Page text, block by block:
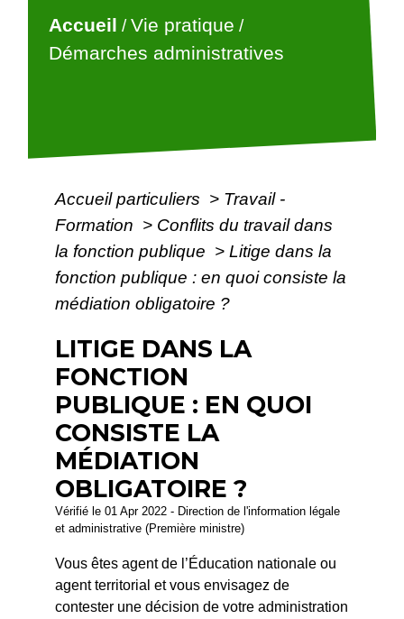
Accueil /Vie pratique /
Démarches administratives
Accueil particuliers > Travail -
Formation > Conflits du travail dans
la fonction publique > Litige dans la
fonction publique : en quoi consiste la
médiation obligatoire ?
LITIGE DANS LA
FONCTION
PUBLIQUE : EN QUOI
CONSISTE LA
MÉDIATION
OBLIGATOIRE ?
Vérifié le 01 Apr 2022 - Direction de l'information légale
et administrative (Première ministre)
Vous êtes agent de l’Éducation nationale ou
agent territorial et vous envisagez de
contester une décision de votre administration